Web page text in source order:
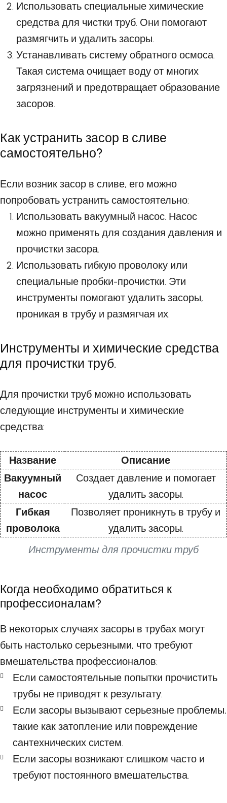
Использовать специальные химические
средства для чистки труб. Они помогают
размягчить и удалить засоры.
Устанавливать систему обратного осмоса.
Такая система очищает воду от многих
загрязнений и предотвращает образование
засоров.
Как устранить засор в сливе
самостоятельно?
Если возник засор в сливе, его можно
попробовать устранить самостоятельно:
Использовать вакуумный насос. Насос
можно применять для создания давления и
прочистки засора.
Использовать гибкую проволоку или
специальные пробки-прочистки. Эти
инструменты помогают удалить засоры,
проникая в трубу и размягчая их.
Инструменты и химические средства
для прочистки труб.
Для прочистки труб можно использовать
следующие инструменты и химические
средства:
Инструменты для прочистки труб
Название
Описание
Вакуумный
насос
Создает давление и помогает
удалить засоры.
Гибкая
проволока
Позволяет проникнуть в трубу и
удалить засоры.
Когда необходимо обратиться к
профессионалам?
В некоторых случаях засоры в трубах могут
быть настолько серьезными, что требуют
вмешательства профессионалов:
Если самостоятельные попытки прочистить
трубы не приводят к результату.
Если засоры вызывают серьезные проблемы,
такие как затопление или повреждение
сантехнических систем.
Если засоры возникают слишком часто и
требуют постоянного вмешательства.